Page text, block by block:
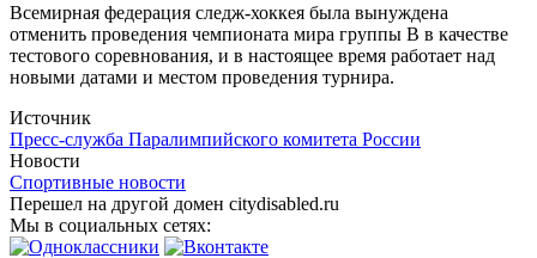
Всемирная федерация следж-хоккея была вынуждена
отменить проведения чемпионата мира группы В в качестве
тестового соревнования, и в настоящее время работает над
новыми датами и местом проведения турнира.
Источник
Пресс-служба Паралимпийского комитета России
Новости
Спортивные новости
Перешел на другой домен citydisabled.ru
Мы в социальных сетях: